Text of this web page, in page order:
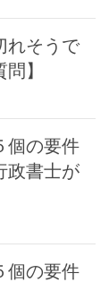
れそうで
】
個の要件
政書士が
個の要件